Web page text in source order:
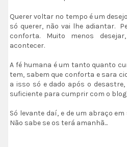
Querer voltar no tempo é um
só querer, não vai lhe adiantar.
conforta. Muito menos
acontecer.
A fé humana é um tanto quanto
tem, sabem que conforta e sara
a isso só e dado após o
suficiente para cumprir com o
Só levante daí, e de um abraço
Não sabe se os terá amanhã...